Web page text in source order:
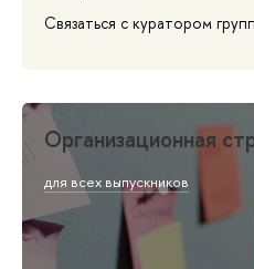
Связаться с куратором
Организационная
для всех выпускников